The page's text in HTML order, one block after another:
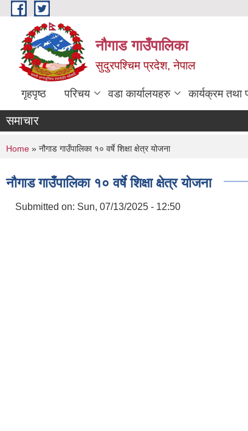
Skip to main content
नौगाड गाउँपालिका
सुदुरपश्चिम प्रदेश, नेपाल
गृहपृष्ठ परिचय वडा कार्यालयहरु कार्यक्रम तथा
समाचार
You are here
Home » नौगाड गाउँपालिका १० वर्षे शिक्षा क्षेत्र योजना
नौगाड गाउँपालिका १० वर्षे शिक्षा क्षेत्र योजना
Submitted on: Sun, 07/13/2025 - 12:50